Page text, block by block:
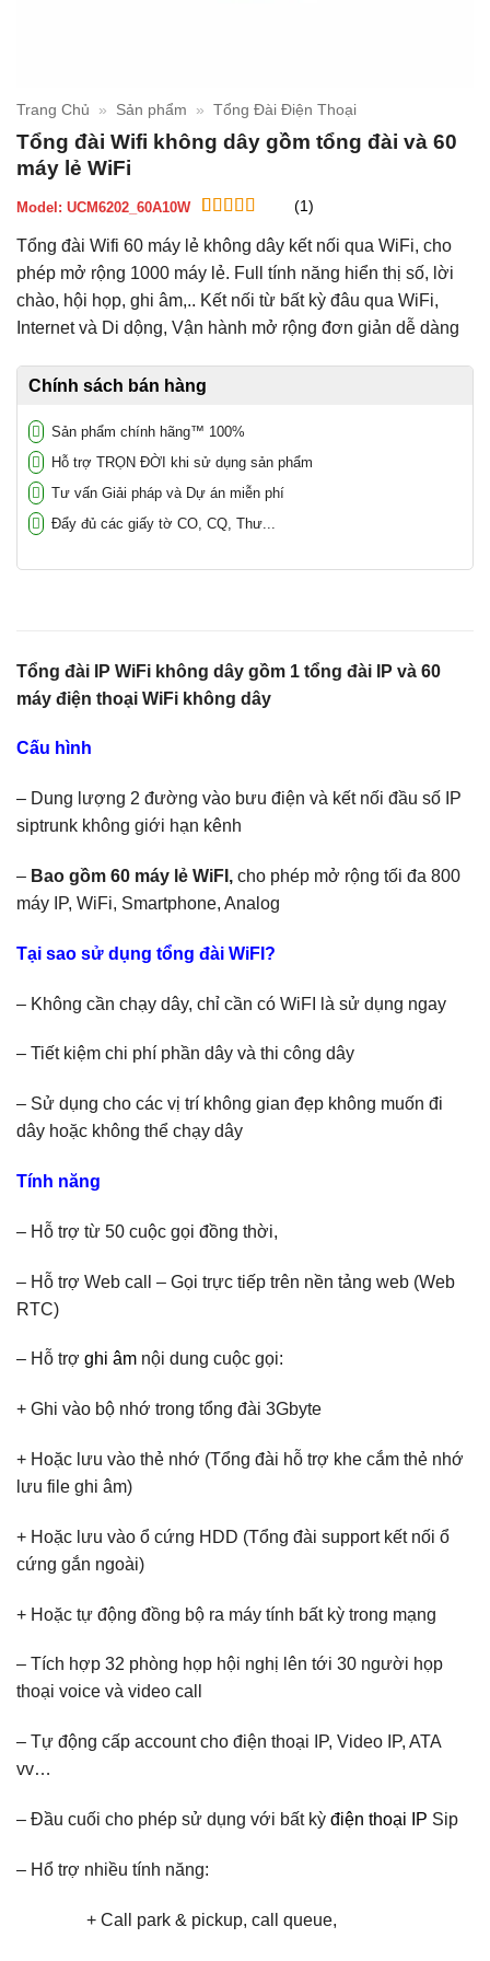
Trang Chủ » Sản phẩm » Tổng Đài Điện Thoại
Tổng đài Wifi không dây gồm tổng đài và 60
máy lẻ WiFi
Model: UCM6202_60A10W
trênđánh
giá
(1)
Tổng đài Wifi 60 máy lẻ không dây kết nối qua WiFi, cho
phép mở rộng 1000 máy lẻ. Full tính năng hiển thị số, lời
chào, hội họp, ghi âm,.. Kết nối từ bất kỳ đâu qua WiFi,
Internet và Di dộng, Vận hành mở rộng đơn giản dễ dàng
Chính sách bán hàng
Sản phẩm chính hãng™ 100%
Hỗ trợ TRỌN ĐỜI khi sử dụng sản phẩm
Tư vấn Giải pháp và Dự án miễn phí
Đẩy đủ các giấy tờ CO, CQ, Thư...
Tổng đài IP WiFi không dây gồm 1 tổng đài IP và 60
máy điện thoại WiFi không dây
Cấu hình
– Dung lượng 2 đường vào bưu điện và kết nối đầu số IP
siptrunk không giới hạn kênh
– Bao gồm 60 máy lẻ WiFI, cho phép mở rộng tối đa 800
máy IP, WiFi, Smartphone, Analog
Tại sao sử dụng tổng đài WiFI?
– Không cần chạy dây, chỉ cần có WiFI là sử dụng ngay
– Tiết kiệm chi phí phần dây và thi công dây
– Sử dụng cho các vị trí không gian đẹp không muốn đi
dây hoặc không thể chạy dây
Tính năng
– Hỗ trợ từ 50 cuộc gọi đồng thời,
– Hỗ trợ Web call – Gọi trực tiếp trên nền tảng web (Web
RTC)
– Hỗ trợ ghi âm nội dung cuộc gọi:
+ Ghi vào bộ nhớ trong tổng đài 3Gbyte
+ Hoặc lưu vào thẻ nhớ (Tổng đài hỗ trợ khe cắm thẻ nhớ
lưu file ghi âm)
+ Hoặc lưu vào ổ cứng HDD (Tổng đài support kết nối ổ
cứng gắn ngoài)
+ Hoặc tự động đồng bộ ra máy tính bất kỳ trong mạng
– Tích hợp 32 phòng họp hội nghị lên tới 30 người họp
thoại voice và video call
– Tự động cấp account cho điện thoại IP, Video IP, ATA
vv…
– Đầu cuối cho phép sử dụng với bất kỳ điện thoại IP Sip
– Hổ trợ nhiều tính năng:
+ Call park & pickup, call queue,